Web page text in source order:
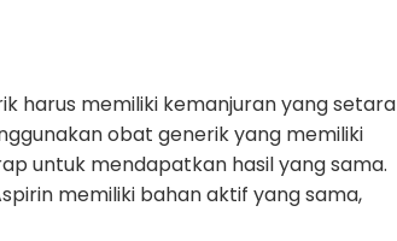
harus memiliki kemanjuran yang setara
obat generik yang memiliki
untuk mendapatkan hasil yang sama.
memiliki bahan aktif yang sama,